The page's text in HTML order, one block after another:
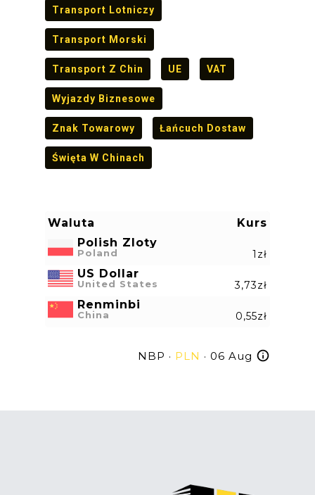
Transport Lotniczy
Transport Morski
Transport Z Chin UE VAT
Wyjazdy Biznesowe
Znak Towarowy Łańcuch Dostaw
Święta W Chinach
Waluta
Kurs
Polish Zloty
Poland 1zł
US Dollar
United States 3,73zł
Renminbi
China 0,55zł
NBP · PLN · 06 Aug